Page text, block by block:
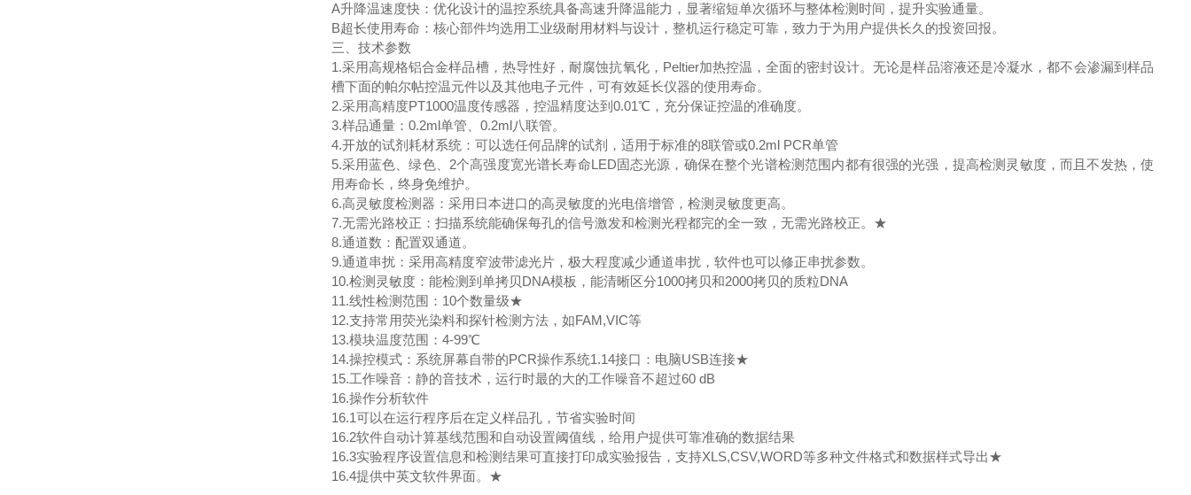
A升降温速度快：优化设计的温控系统具备高速升降温能力，显著缩短单次循环与整体检测时间，提升实验通量。
B超长使用寿命：核心部件均选用工业级耐用材料与设计，整机运行稳定可靠，致力于为用户提供长久的投资回报。
三、技术参数
1.采用高规格铝合金样品槽，热导性好，耐腐蚀抗氧化，Peltier加热控温，全面的密封设计。无论是样品溶液还是冷凝水，都不会渗漏到样品
槽下面的帕尔帖控温元件以及其他电子元件，可有效延长仪器的使用寿命。
2.采用高精度PT1000温度传感器，控温精度达到0.01℃，充分保证控温的准确度。
3.样品通量：0.2ml单管、0.2ml八联管。
4.开放的试剂耗材系统：可以选任何品牌的试剂，适用于标准的8联管或0.2ml PCR单管
5.采用蓝色、绿色、2个高强度宽光谱长寿命LED固态光源，确保在整个光谱检测范围内都有很强的光强，提高检测灵敏度，而且不发热，使
用寿命长，终身免维护。
6.高灵敏度检测器：采用日本进口的高灵敏度的光电倍增管，检测灵敏度更高。
7.无需光路校正：扫描系统能确保每孔的信号激发和检测光程都完的全一致，无需光路校正。★
8.通道数：配置双通道。
9.通道串扰：采用高精度窄波带滤光片，极大程度减少通道串扰，软件也可以修正串扰参数。
10.检测灵敏度：能检测到单拷贝DNA模板，能清晰区分1000拷贝和2000拷贝的质粒DNA
11.线性检测范围：10个数量级★
12.支持常用荧光染料和探针检测方法，如FAM,VIC等
13.模块温度范围：4-99℃
14.操控模式：系统屏幕自带的PCR操作系统1.14接口：电脑USB连接★
15.工作噪音：静的音技术，运行时最的大的工作噪音不超过60 dB
16.操作分析软件
16.1可以在运行程序后在定义样品孔，节省实验时间
16.2软件自动计算基线范围和自动设置阈值线，给用户提供可靠准确的数据结果
16.3实验程序设置信息和检测结果可直接打印成实验报告，支持XLS,CSV,WORD等多种文件格式和数据样式导出★
16.4提供中英文软件界面。★